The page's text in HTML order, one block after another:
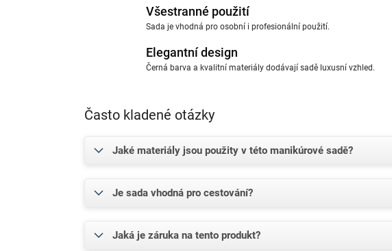
Všestranné použití
Sada je vhodná pro osobní i profesionální použití.
Elegantní design
Černá barva a kvalitní materiály dodávají sadě luxusní vzhled.
Často kladené otázky
Jaké materiály jsou použity v této manikúrové sadě?
Je sada vhodná pro cestování?
Jaká je záruka na tento produkt?